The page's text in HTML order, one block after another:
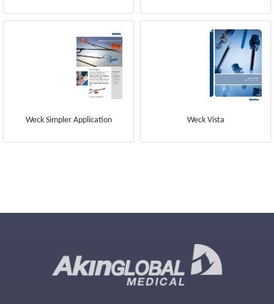
Weck Simpler Application Weck Vista